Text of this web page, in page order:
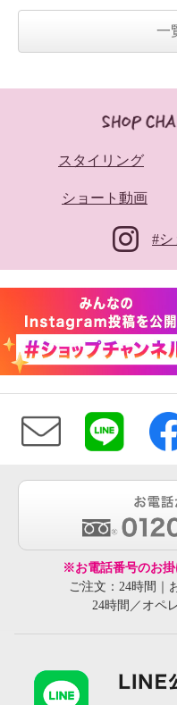
一
スタイリング
ショート動画
#シ
※お電話番号のお掛
ご注文：24時間｜
24時間／オペ